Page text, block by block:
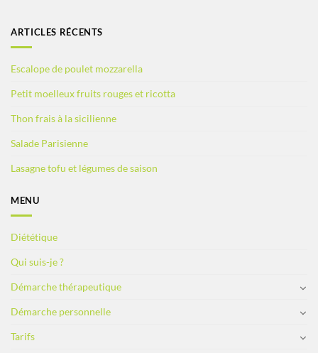
ARTICLES RÉCENTS
Escalope de poulet mozzarella
Petit moelleux fruits rouges et ricotta
Thon frais à la sicilienne
Salade Parisienne
Lasagne tofu et légumes de saison
MENU
Diététique
Qui suis-je ?
Démarche thérapeutique
Démarche personnelle
Tarifs